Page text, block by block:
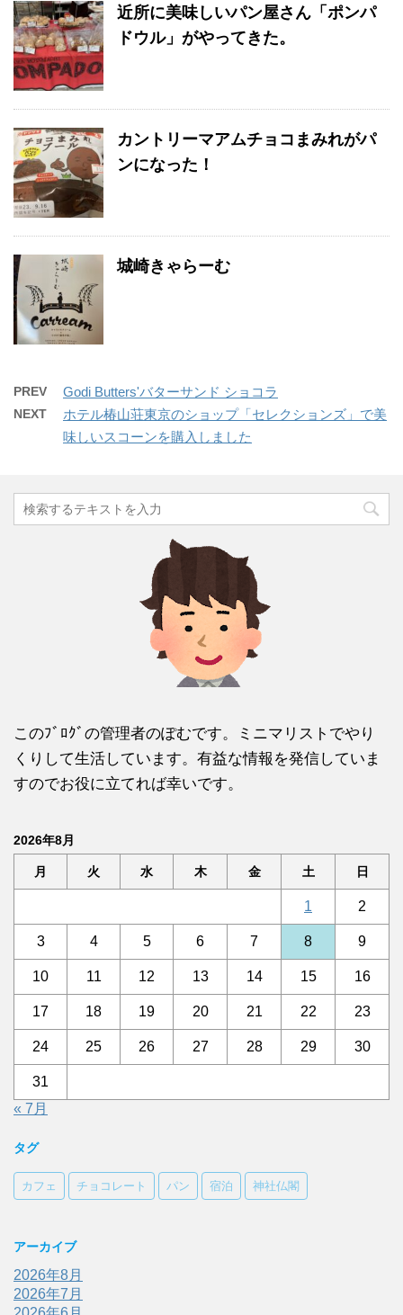
近所に美味しいパン屋さん「ポンパ
ドウル」がやってきた。
カントリーマアムチョコまみれがパ
ンになった！
城崎きゃらーむ
PREV Godi Butters'バターサンド ショコラ
NEXT
ホテル椿山荘東京のショップ「セレクションズ」で美
味しいスコーンを購入しました
このﾌﾞﾛｸﾞの管理者のぽむです。ミニマリストでやり
くりして生活しています。有益な情報を発信していま
すのでお役に立てれば幸いです。
2026年8月
月 火 水 木 金 土 日
1 2
3 4 5 6 7 8 9
10 11 12 13 14 15 16
17 18 19 20 21 22 23
24 25 26 27 28 29 30
31
« 7月
タグ
カフェ チョコレート パン 宿泊 神社仏閣
アーカイブ
2026年8月
2026年7月